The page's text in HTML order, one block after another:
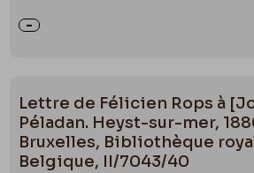
Lettre de Félicien Rops à
Péladan. Heyst-sur-mer,
Bruxelles, Bibliothèque
Belgique, II/7043/40